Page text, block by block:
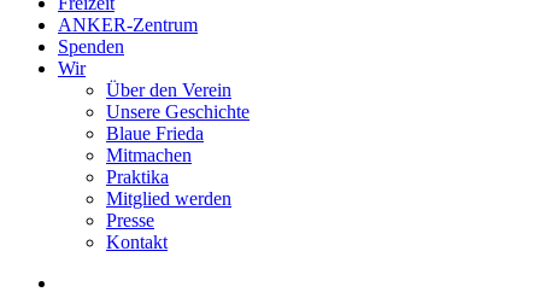
ANKER-Zentrum
Spenden
Wir
Über den Verein
Unsere Geschichte
Blaue Frieda
Mitmachen
Praktika
Mitglied werden
Presse
Kontakt